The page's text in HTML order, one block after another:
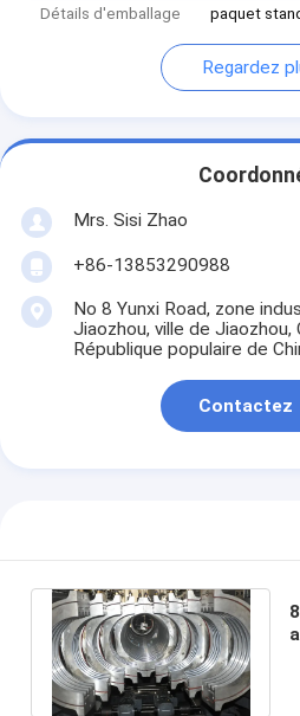
Détails d'emballage
paquet
Regardez
Mrs. Sisi Zhao
+86-13853290988
No 8 Yunxi Road, zone
Jiaozhou, ville de Jiaozhou,
République populaire de
Contactez